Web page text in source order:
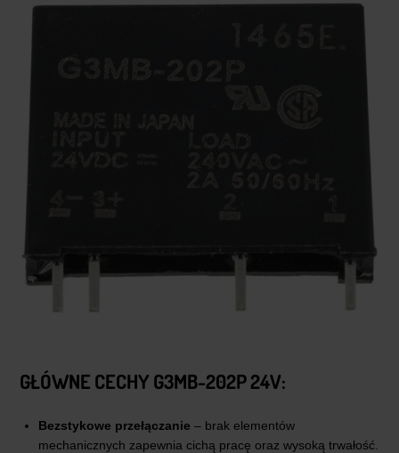
GŁÓWNE CECHY G3MB-202P 24V:
Bezstykowe przełączanie – brak elementów
mechanicznych zapewnia cichą pracę oraz wysoką trwałość.